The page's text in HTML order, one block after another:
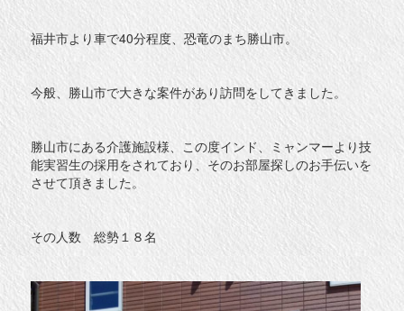
福井市より車で40分程度、恐竜のまち勝山市。
今般、勝山市で大きな案件があり訪問をしてきました。
勝山市にある介護施設様、この度インド、ミャンマーより技
能実習生の採用をされており、そのお部屋探しのお手伝いを
させて頂きました。
その人数 総勢１８名